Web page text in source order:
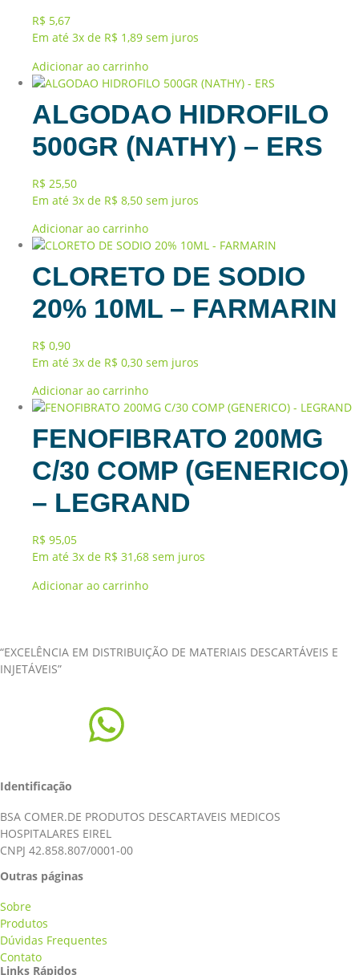
R$ 5,67
Em até 3x de R$ 1,89 sem juros
Adicionar ao carrinho
ALGODAO HIDROFILO
500GR (NATHY) – ERS
R$ 25,50
Em até 3x de R$ 8,50 sem juros
Adicionar ao carrinho
CLORETO DE SODIO
20% 10ML – FARMARIN
R$ 0,90
Em até 3x de R$ 0,30 sem juros
Adicionar ao carrinho
FENOFIBRATO 200MG
C/30 COMP (GENERICO)
– LEGRAND
R$ 95,05
Em até 3x de R$ 31,68 sem juros
Adicionar ao carrinho
“EXCELÊNCIA EM DISTRIBUIÇÃO DE MATERIAIS DESCARTÁVEIS E
INJETÁVEIS”
Identificação
BSA COMER.DE PRODUTOS DESCARTAVEIS MEDICOS
HOSPITALARES EIREL
CNPJ 42.858.807/0001-00
Outras páginas
Sobre
Produtos
Dúvidas Frequentes
Contato
Links Rápidos